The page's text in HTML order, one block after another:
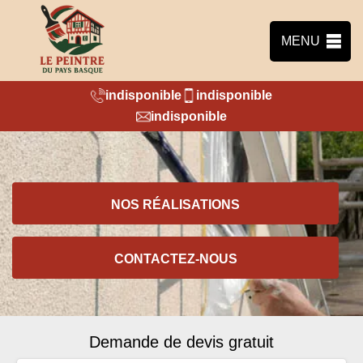
MENU
indisponible
indisponible
indisponible
NOS RÉALISATIONS
CONTACTEZ-NOUS
Demande de devis gratuit